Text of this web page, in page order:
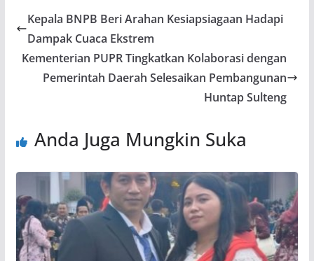
b
o
o
k
s
A
p
p
gr
a
m
er e
Kepala BNPB Beri Arahan Kesiapsiagaan Hadapi
Dampak Cuaca Ekstrem
Kementerian PUPR Tingkatkan Kolaborasi dengan
Pemerintah Daerah Selesaikan Pembangunan
Huntap Sulteng
Anda Juga Mungkin Suka